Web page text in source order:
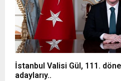
İstanbul Valisi Gül, 111.
adaylarıy..